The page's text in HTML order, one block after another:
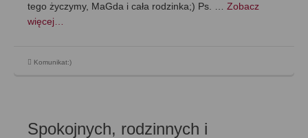
tego życzymy, MaGda i cała rodzinka;) Ps. … Zobacz
więcej…
Komunikat:)
Spokojnych, rodzinnych i